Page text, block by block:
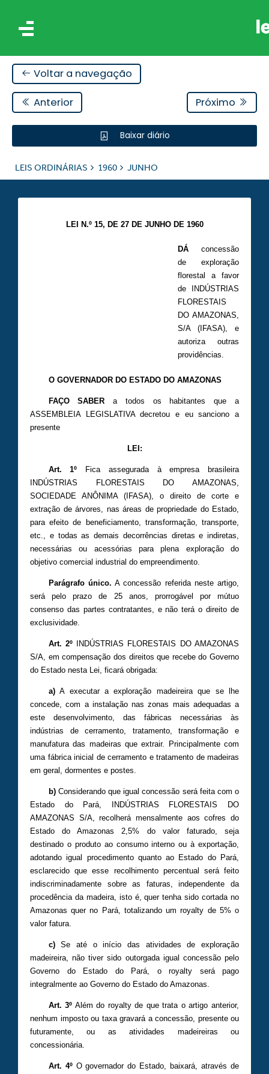
Voltar a navegação
Anterior Próximo
Baixar diário
LEIS ORDINÁRIAS 1960 JUNHO
LEI N.º 15, DE 27 DE JUNHO DE 1960
DÁconcessão
de exploração
florestal a favor
de INDÚSTRIAS
FLORESTAIS
DO AMAZONAS,
S/A (IFASA), e
autoriza outras
providências.
O GOVERNADOR DO ESTADO DO AMAZONAS
FAÇO SABER a todos os habitantes que a
ASSEMBLEIA LEGISLATIVA decretou e eu sanciono a
presente
LEI:
Art. 1º Fica assegurada à empresa brasileira
INDÚSTRIAS FLORESTAIS DO AMAZONAS,
SOCIEDADE ANÔNIMA (IFASA), o direito de corte e
extração de árvores, nas áreas de propriedade do Estado,
para efeito de beneficiamento, transformação, transporte,
etc., e todas as demais decorrências diretas e indiretas,
necessárias ou acessórias para plena exploração do
objetivo comercial industrial do empreendimento.
Parágrafo único. A concessão referida neste artigo,
será pelo prazo de 25 anos, prorrogável por mútuo
consenso das partes contratantes, e não terá o direito de
exclusividade.
Art. 2ºINDÚSTRIAS FLORESTAIS DO AMAZONAS
S/A, em compensação dos direitos que recebe do Governo
do Estado nesta Lei, ficará obrigada:
a)A executar a exploração madeireira que se lhe
concede, com a instalação nas zonas mais adequadas a
este desenvolvimento, das fábricas necessárias às
indústrias de cerramento, tratamento, transformação e
manufatura das madeiras que extrair. Principalmente com
uma fábrica inicial de cerramento e tratamento de madeiras
em geral, dormentes e postes.
b)Considerando que igual concessão será feita com o
Estado do Pará, INDÚSTRIAS FLORESTAIS DO
AMAZONAS S/A, recolherá mensalmente aos cofres do
Estado do Amazonas 2,5% do valor faturado, seja
destinado o produto ao consumo interno ou à exportação,
adotando igual procedimento quanto ao Estado do Pará,
esclarecido que esse recolhimento percentual será feito
indiscriminadamente sobre as faturas, independente da
procedência da madeira, isto é, quer tenha sido cortada no
Amazonas quer no Pará, totalizando um royalty de 5% o
valor fatura.
c)Se até o início das atividades de exploração
madeireira, não tiver sido outorgada igual concessão pelo
Governo do Estado do Pará, o royalty será pago
integralmente ao Governo do Estado do Amazonas.
Art. 3º Além do royalty de que trata o artigo anterior,
nenhum imposto ou taxa gravará a concessão, presente ou
futuramente, ou as atividades madeireiras ou
concessionária.
Art. 4ºO governador do Estado, baixará, através de